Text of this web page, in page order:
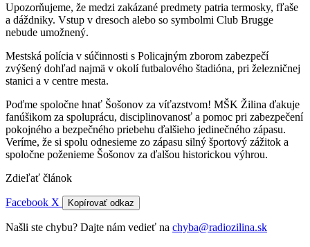
Upozorňujeme, že medzi zakázané predmety patria termosky, fľaše
a dáždniky. Vstup v dresoch alebo so symbolmi Club Brugge
nebude umožnený.
Mestská polícia v súčinnosti s Policajným zborom zabezpečí
zvýšený dohľad najmä v okolí futbalového štadióna, pri železničnej
stanici a v centre mesta.
Poďme spoločne hnať Šošonov za víťazstvom! MŠK Žilina ďakuje
fanúšikom za spoluprácu, disciplinovanosť a pomoc pri zabezpečení
pokojného a bezpečného priebehu ďalšieho jedinečného zápasu.
Veríme, že si spolu odnesieme zo zápasu silný športový zážitok a
spoločne poženieme Šošonov za ďalšou historickou výhrou.
Zdieľať článok
Facebook X Kopírovať odkaz
Našli ste chybu? Dajte nám vedieť na chyba@radiozilina.sk